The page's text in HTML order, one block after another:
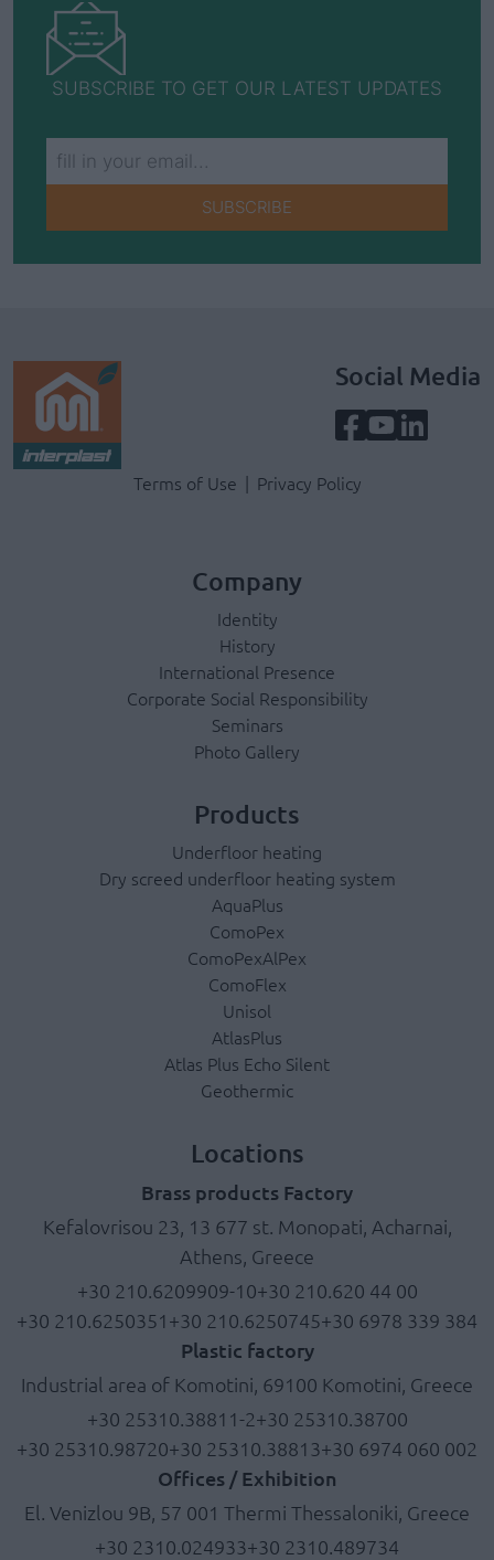
SUBSCRIBE TO GET OUR LATEST UPDATES
SUBSCRIBE
Social Media
Terms & Privacy Menu
Terms of Use Privacy Policy
Company
Identity
History
International Presence
Corporate Social Responsibility
Seminars
Photo Gallery
Products
Underfloor heating
Dry screed underfloor heating system
AquaPlus
ComoPex
ComoPexAlPex
ComoFlex
Unisol
AtlasPlus
Atlas Plus Echo Silent
Geothermic
Locations
Brass products Factory
Kefalovrisou 23, 13 677 st. Monopati, Acharnai,
Athens, Greece
+30 210.6209909-10+30 210.620 44 00
+30 210.6250351 +30 210.6250745+30 6978 339 384
Plastic factory
Industrial area of Komotini, 69100 Komotini, Greece
+30 25310.38811-2+30 25310.38700
+30 25310.98720+30 25310.38813+30 6974 060 002
Offices / Exhibition
El. Venizlou 9B, 57 001 Thermi Thessaloniki, Greece
+30 2310.024933+30 2310.489734